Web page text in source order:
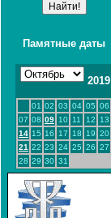
Памятные даты
2019
01 02 03 04 05 06
07 08 09 10 11 12
13
14 15 16 17 18 19 20
21 22 23 24 25 26 27
28 29 30 31